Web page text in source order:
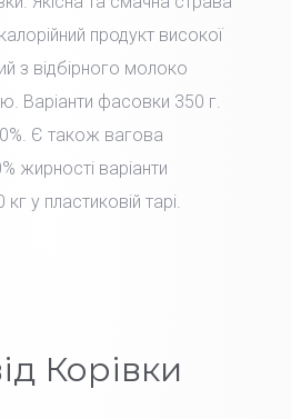
продукт високої
з відбірного молоко
Варіанти фасовки 350 г.
Є також вагова
жирності варіанти
у пластиковій тарі.
Корівки